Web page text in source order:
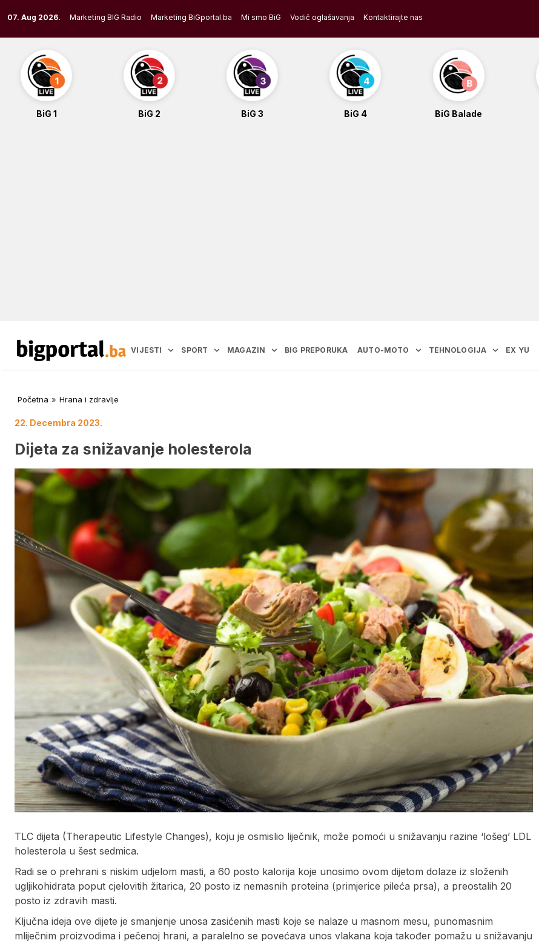
to
content
07. Aug 2026. Marketing BIG Radio Marketing BiGportal.ba Mi smo BiG Vodič oglašavanja Kontaktirajte nas
BiG 1 BiG 2 BiG 3 BiG 4 BiG Balade
VIJESTI SPORT MAGAZIN BIG PREPORUKA AUTO-MOTO TEHNOLOGIJA EX YU
Početna » Hrana i zdravlje
22. Decembra 2023.
Dijeta za snižavanje holesterola
TLC dijeta (Therapeutic Lifestyle Changes), koju je osmislio liječnik, može pomoći u snižavanju razine ‘lošeg’ LDL
holesterola u šest sedmica.
Radi se o prehrani s niskim udjelom masti, a 60 posto kalorija koje unosimo ovom dijetom dolaze iz složenih
ugljikohidrata poput cjelovitih žitarica, 20 posto iz nemasnih proteina (primjerice pileća prsa), a preostalih 20
posto iz zdravih masti.
Ključna ideja ove dijete je smanjenje unosa zasićenih masti koje se nalaze u masnom mesu, punomasnim
mliječnim proizvodima i pečenoj hrani, a paralelno se povećava unos vlakana koja također pomažu u snižavanju